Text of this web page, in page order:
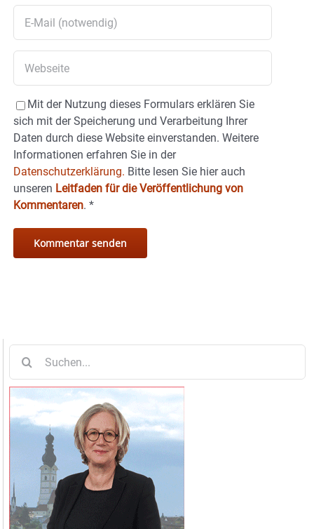
Mit der Nutzung dieses Formulars erklären Sie
sich mit der Speicherung und Verarbeitung Ihrer
Daten durch diese Website einverstanden. Weitere
Informationen erfahren Sie in der
Datenschutzerklärung. Bitte lesen Sie hier auch
unseren Leitfaden für die Veröffentlichung von
Kommentaren. *
nach: